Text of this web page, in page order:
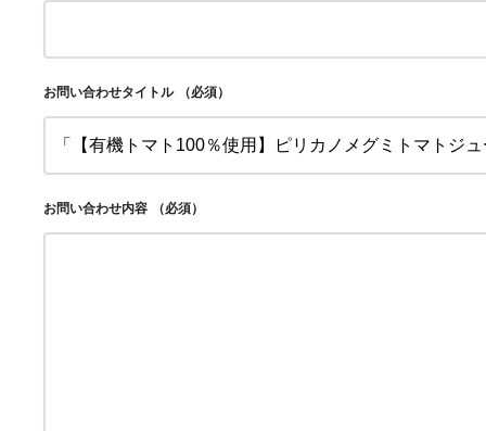
お問い合わせタイトル （必須）
お問い合わせ内容 （必須）